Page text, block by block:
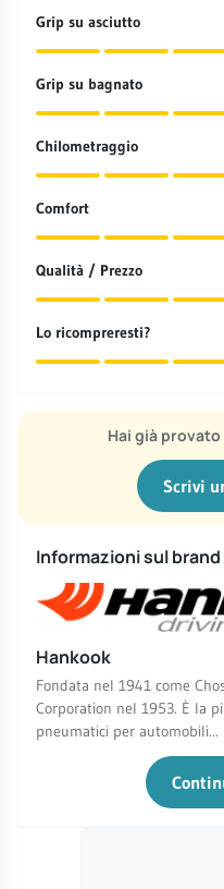
Grip su asciutto
Grip su bagnato
Chilometraggio
Comfort
Qualità / Prezzo
Lo ricompreresti?
Hai già
Scrivi
Informazioni sul brand
Hankook
Fondata nel 1941 come
Corporation nel 1953. È la
pneumatici per automobili...